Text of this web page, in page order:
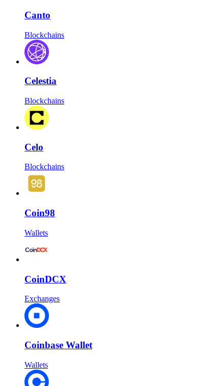
Canto
Blockchains
Celestia
Blockchains
Celo
Blockchains
Coin98
Wallets
CoinDCX
Exchanges
Coinbase Wallet
Wallets